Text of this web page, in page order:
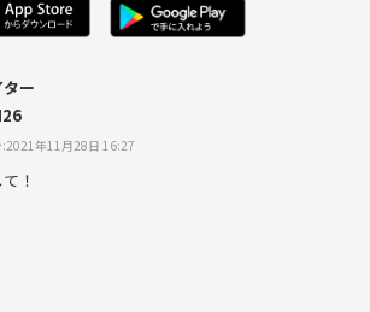
ー
:2021年11月28日 16:27
！
WILKINです。